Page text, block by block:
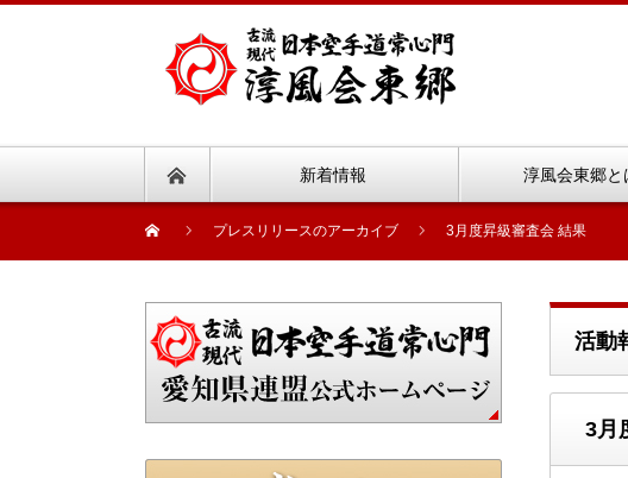
新着情報 淳風会東郷と
プレスリリースのアーカイブ 3月度昇級審査会 結果
活動
3月